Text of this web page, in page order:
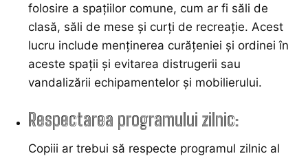
folosire a spațiilor comune, cum ar fi săli de
clasă, săli de mese și curți de recreație. Acest
lucru include menținerea curățeniei și ordinei în
aceste spații și evitarea distrugerii sau
vandalizării echipamentelor și mobilierului.
Respectarea programului zilnic:
Copiii ar trebui să respecte programul zilnic al